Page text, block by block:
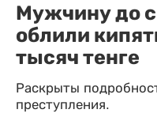
Мужчину до
облили
тысяч тенге
Раскрыты
преступления.